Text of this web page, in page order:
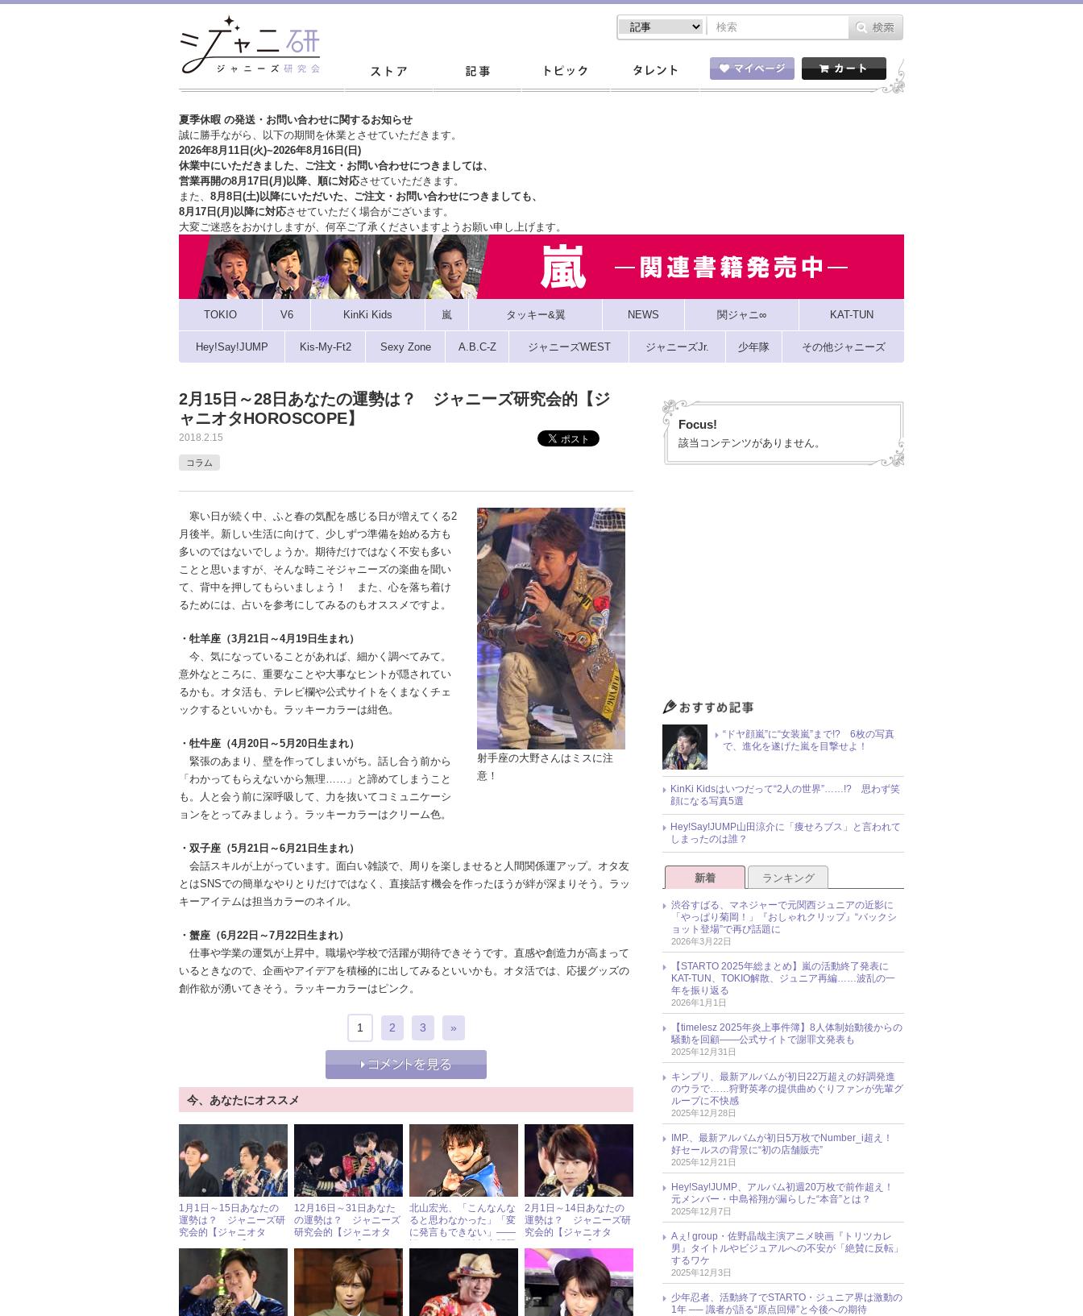
夏季休暇 の発送・お問い合わせに関するお知らせ
誠に勝手ながら、以下の期間を休業とさせていただきます。
2026年8月11日(火)~2026年8月16日(日)
休業中にいただきました、ご注文・お問い合わせにつきましては、
営業再開の8月17日(月)以降、順に対応させていただきます。
また、 8月8日(土)以降にいただいた、ご注文・ お問い合わせにつきましても、
8月17日(月)以降に対応させていただく場合がございます。
大変ご迷惑をおかけしますが、 何卒ご了承くださいますようお願い申し上げます。
TOKIO V6 KinKi Kids 嵐 タッキー&翼 NEWS 関ジャニ∞ KAT-TUN
Hey!Say!JUMP Kis-My-Ft2 Sexy Zone A.B.C-Z ジャニーズWEST ジャニーズJr. 少年隊 その他ジャニーズ
2月15日～28日あなたの運勢は？ ジャニーズ研究会的【ジ
ャニオタHOROSCOPE】
2018.2.15
コラム
射手座の大野さんはミスに注
意！
寒い日が続く中、ふと春の気配を感じる日が増えてくる2
月後半。新しい生活に向けて、少しずつ準備を始める方も
多いのではないでしょうか。期待だけではなく不安も多い
ことと思いますが、そんな時こそジャニーズの楽曲を聞い
て、背中を押してもらいましょう！ また、心を落ち着け
るためには、占いを参考にしてみるのもオススメですよ。
・牡羊座（3月21日～4月19日生まれ）
今、気になっていることがあれば、細かく調べてみて。
意外なところに、重要なことや大事なヒントが隠されてい
るかも。オタ活も、テレビ欄や公式サイトをくまなくチェ
ックするといいかも。ラッキーカラーは紺色。
・牡牛座（4月20日～5月20日生まれ）
緊張のあまり、壁を作ってしまいがち。話し合う前から
「わかってもらえないから無理……」と諦めてしまうこと
も。人と会う前に深呼吸して、力を抜いてコミュニケーシ
ョンをとってみましょう。ラッキーカラーはクリーム色。
・双子座（5月21日～6月21日生まれ）
会話スキルが上がっています。面白い雑談で、周りを楽しませると人間関係運アップ。オタ友
とはSNSでの簡単なやりとりだけではなく、直接話す機会を作ったほうが絆が深まりそう。ラッ
キーアイテムは担当カラーのネイル。
・蟹座（6月22日～7月22日生まれ）
仕事や学業の運気が上昇中。職場や学校で活躍が期待できそうです。直感や創造力が高まって
いるときなので、企画やアイデアを積極的に出してみるといいかも。オタ活では、応援グッズの
創作欲が湧いてきそう。ラッキーカラーはピンク。
1 2 3 »
今、あなたにオススメ
1月1日～15日あなたの
運勢は？ ジャニーズ研
究会的【ジャニオタ
12月16日～31日あなた
の運勢は？ ジャニーズ
研究会的【ジャニオタ
北山宏光、「こんなんな
ると思わなかった」「変
に発言もできない」――
と退所後の“本音” « ジャ
ニーズ研究会
2月1日～14日あなたの
運勢は？ ジャニーズ研
究会的【ジャニオタ
Focus!
該当コンテンツがありません。
“ドヤ顔嵐”に“女装嵐”まで!? 6枚の写真
で、進化を遂げた嵐を目撃せよ！
KinKi Kidsはいつだって“2人の世界”……!? 思わず笑
顔になる写真5選
Hey!Say!JUMP山田涼介に「痩せろブス」と言われて
しまったのは誰？
新着 ランキング
渋谷すばる、マネジャーで元関西ジュニアの近影に
「やっぱり菊岡！」『おしゃれクリップ』“バックシ
ョット登場”で再び話題に
2026年3月22日
【STARTO 2025年総まとめ】嵐の活動終了発表に
KAT-TUN、TOKIO解散、ジュニア再編……波乱の一
年を振り返る
2026年1月1日
【timelesz 2025年炎上事件簿】8人体制始動後からの
騒動を回顧――公式サイトで謝罪文発表も
2025年12月31日
キンプリ、最新アルバムが初日22万超えの好調発進
のウラで……狩野英孝の提供曲めぐりファンが先輩グ
ループに不快感
2025年12月28日
IMP.、最新アルバムが初日5万枚でNumber_i超え！
好セールスの背景に“初の店舗販売”
2025年12月21日
Hey!Say!JUMP、アルバム初週20万枚で前作超え！
元メンバー・中島裕翔が漏らした“本音”とは？
2025年12月7日
Aぇ! group・佐野晶哉主演アニメ映画『トリツカレ
男』タイトルやビジュアルへの不安が「絶賛に反転」
するワケ
2025年12月3日
少年忍者、活動終了でSTARTO・ジュニア界は激動の
1年 ── 識者が語る“原点回帰”と今後への期待